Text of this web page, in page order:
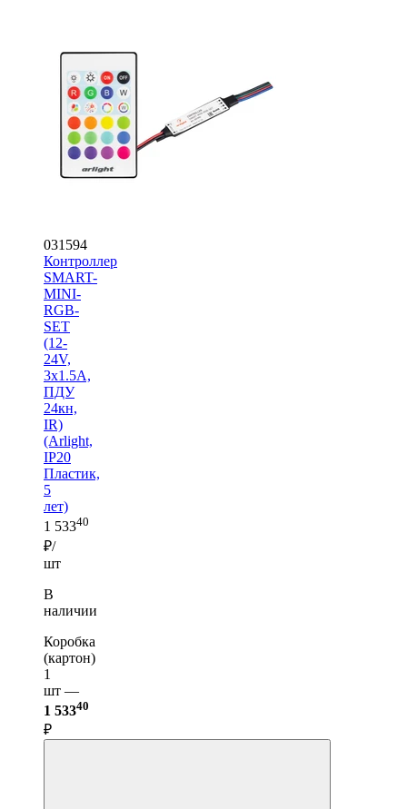
031594
Контроллер
SMART-
MINI-
RGB-
SET
(12-
24V,
3x1.5A,
ПДУ
24кн,
IR)
(Arlight,
IP20
Пластик,
5
лет)
1 53340
₽/
шт
В
наличии
Коробка
(картон)
1
шт —
1 53340
₽